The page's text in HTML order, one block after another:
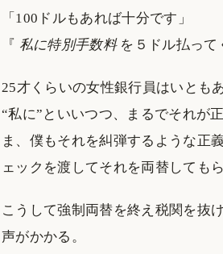
「100ドルもあれば十分です」
『 私に特別手数料を５ドル払って
25才くらいの女性銀行員はいとも
“私に”といいつつ、まるでそれが
ま、僕もそれを糾弾するような正
ェックを渡してそれを両替してもら
こうして強制両替を終え税関を抜
声がかかる。